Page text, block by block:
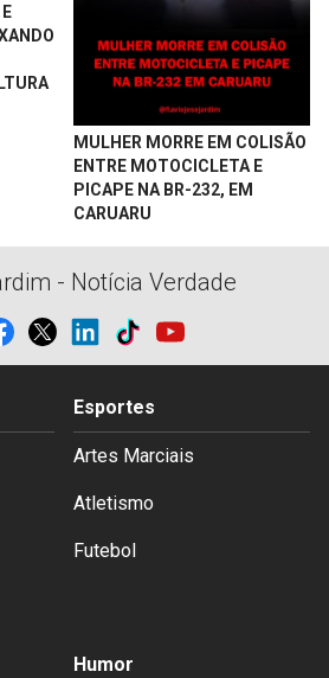
MULHER MORRE EM COLISÃO
ENTRE MOTOCICLETA E
PICAPE NA BR-232, EM
CARUARU
- Notícia Verdade
Esportes
Artes Marciais
Atletismo
Futebol
Humor